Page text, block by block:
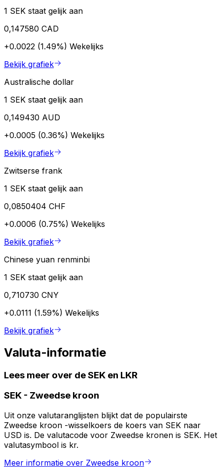
1 SEK staat gelijk aan
0,147580 CAD
+0.0022 (1.49%) Wekelijks
Bekijk grafiek
Australische dollar
1 SEK staat gelijk aan
0,149430 AUD
+0.0005 (0.36%) Wekelijks
Bekijk grafiek
Zwitserse frank
1 SEK staat gelijk aan
0,0850404 CHF
+0.0006 (0.75%) Wekelijks
Bekijk grafiek
Chinese yuan renminbi
1 SEK staat gelijk aan
0,710730 CNY
+0.0111 (1.59%) Wekelijks
Bekijk grafiek
Valuta-informatie
Lees meer over de SEK en LKR
SEK - Zweedse kroon
Uit onze valutaranglijsten blijkt dat de populairste
Zweedse kroon -wisselkoers de koers van SEK naar
USD is. De valutacode voor Zweedse kronen is SEK. Het
valutasymbool is kr.
Meer informatie over Zweedse kroon